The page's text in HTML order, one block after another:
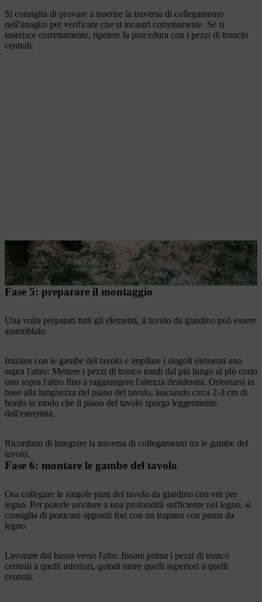
Si consiglia di provare a inserire la traversa di collegamento
nell'intaglio per verificare che si incastri correttamente. Se si
inserisce correttamente, ripetere la procedura con i pezzi di tronchi
centrali.
Fase 5: preparare il montaggio
Una volta preparati tutti gli elementi, il tavolo da giardino può essere
assemblato.
Iniziare con le gambe del tavolo e impilare i singoli elementi uno
sopra l'altro: Mettere i pezzi di tronco tondi dal più lungo al più corto
uno sopra l'altro fino a raggiungere l'altezza desiderata. Orientarsi in
base alla lunghezza del piano del tavolo, lasciando circa 2-3 cm di
bordo in modo che il piano del tavolo sporga leggermente
dall'estremità.
Ricordarsi di integrare la traversa di collegamento tra le gambe del
tavolo.
Fase 6: montare le gambe del tavolo
Ora collegare le singole parti del tavolo da giardino con viti per
legno. Per poterle avvitare a una profondità sufficiente nel legno, si
consiglia di praticare appositi fori con un trapano con punta da
legno.
Lavorare dal basso verso l'alto: fissare prima i pezzi di tronco
centrali a quelli inferiori, quindi unire quelli superiori a quelli
centrali.